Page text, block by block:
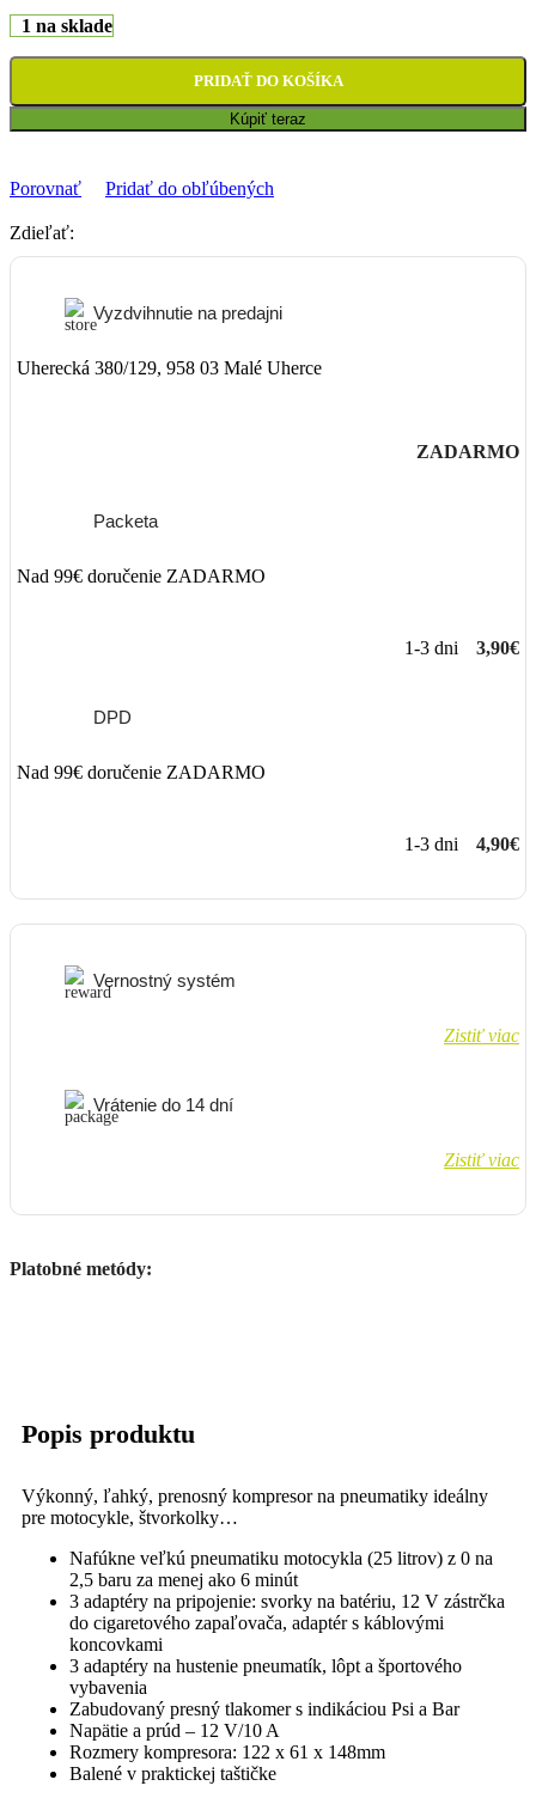
1 na sklade
PRIDAŤ DO KOŠÍKA
Kúpiť teraz
Porovnať Pridať do obľúbených
Zdieľať:
Vyzdvihnutie na predajni
Uherecká 380/129, 958 03 Malé Uherce
ZADARMO
Packeta
Nad 99€ doručenie ZADARMO
1-3 dni 3,90€
DPD
Nad 99€ doručenie ZADARMO
1-3 dni 4,90€
Vernostný systém
Zistiť viac
Vrátenie do 14 dní
Zistiť viac
Platobné metódy:
Popis produktu
Výkonný, ľahký, prenosný kompresor na pneumatiky ideálny
pre motocykle, štvorkolky…
Nafúkne veľkú pneumatiku motocykla (25 litrov) z 0 na
2,5 baru za menej ako 6 minút
3 adaptéry na pripojenie: svorky na batériu, 12 V zástrčka
do cigaretového zapaľovača, adaptér s káblovými
koncovkami
3 adaptéry na hustenie pneumatík, lôpt a športového
vybavenia
Zabudovaný presný tlakomer s indikáciou Psi a Bar
Napätie a prúd – 12 V/10 A
Rozmery kompresora: 122 x 61 x 148mm
Balené v praktickej taštičke